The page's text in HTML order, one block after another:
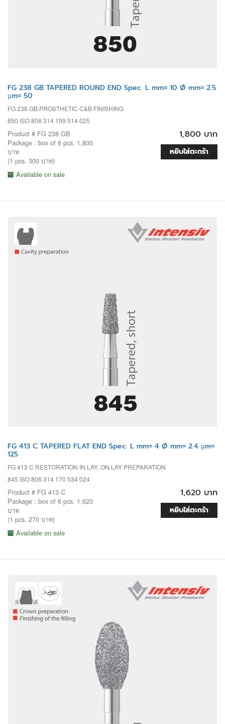
FG 238 GB TAPERED ROUND END Spec. L mm= 10 Ø mm= 2.5
µm= 50
FG 238 GB PROSTHETIC C&B FINISHING
850 ISO 806 314 199 514 025
Product # FG 238 GB
Package : box of 6 pcs. 1,800
บาท
(1 pcs. 300 บาท)
Available on sale
1,800 บาท
หยิบใส่ตะกร้า
FG 413 C TAPERED FLAT END Spec. L mm= 4 Ø mm= 2.4 µm=
125
FG 413 C RESTORATION IN LAY, ON LAY PREPARATION
845 ISO 806 314 170 534 024
Product # FG 413 C
Package : box of 6 pcs. 1,620
บาท
(1 pcs. 270 บาท)
Available on sale
1,620 บาท
หยิบใส่ตะกร้า